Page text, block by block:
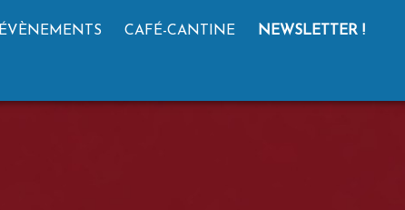
ÉVÈNEMENTS CAFÉ-CANTINE NEWSLETTER !